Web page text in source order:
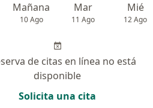
Mañana
10 Ago
Mar
11 Ago
Mié
12 Ago
de citas en línea no está
disponible
Solicita una cita